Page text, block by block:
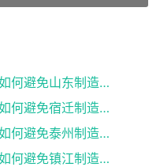
【防患于未然】用EOMS系统如何避免山东制造厂电气意外
【防患于未然】用EOMS系统如何避免宿迁制造厂电气意外
【防患于未然】用EOMS系统如何避免泰州制造厂电气意外
【防患于未然】用EOMS系统如何避免镇江制造厂电气意外